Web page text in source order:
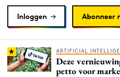
Purpose Marketing
Reputatie & crisis
Inloggen Abonneer
ARTIFICIAL
Deze
petto voor